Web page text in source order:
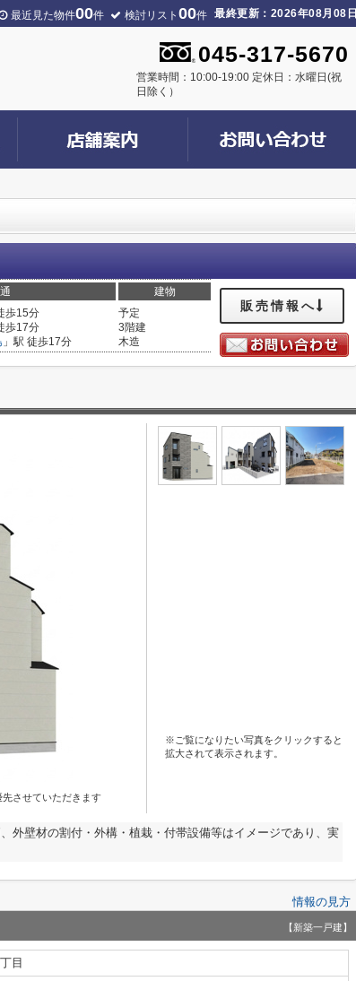
最近見た物件00件 検討リスト 00件 最終更新：2026年08月08日
045-317-5670
営業時間：10:00-19:00 定休日：水曜日(祝
日除く）
建物
歩15分
歩17分
」駅 徒歩17分
予定
3階建
木造
販売情報へ
させていただきます
※ご覧になりたい写真をクリックすると
拡大されて表示されます。
外壁材の割付・外構・植栽・付帯設備等はイメージであり、実
情報の見方
【新築一戸建】
目